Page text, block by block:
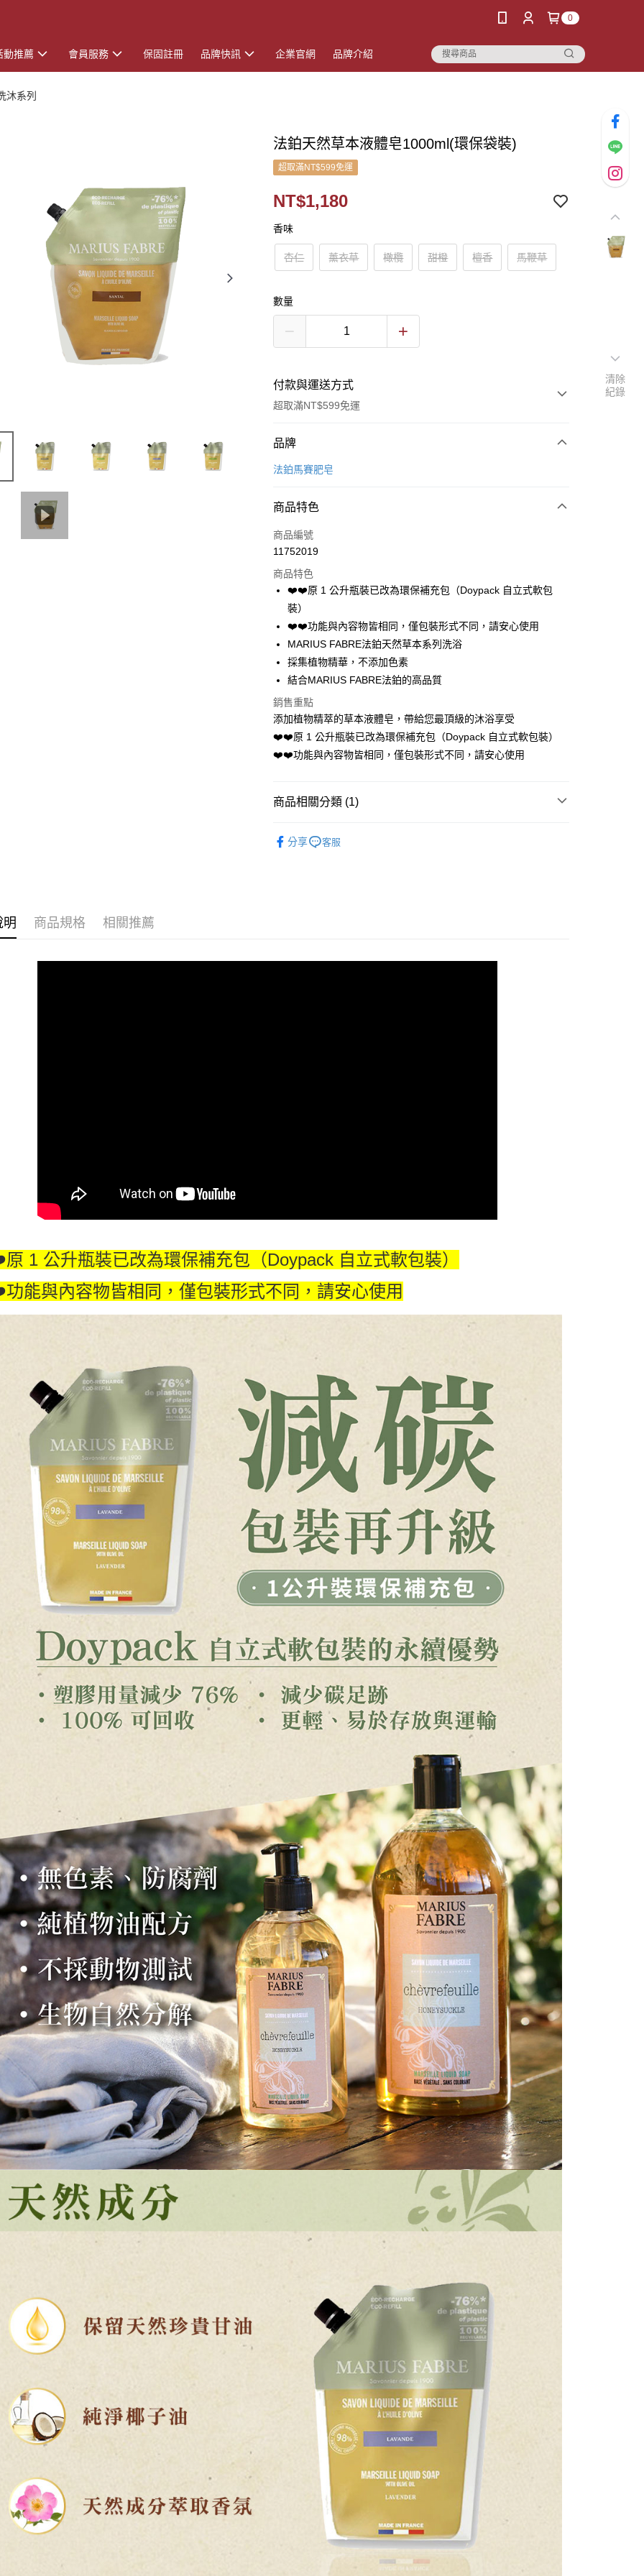
0
動推薦 會員服務 保固註冊 品牌快訊 企業官網 品牌介紹
沐系列
法鉑天然草本液體皂1000ml(環保袋裝)
超取滿NT$599免運
NT$1,180
香味
杏仁 薰衣草 橄欖 甜橙 檀香 馬鞭草
數量
付款與運送方式
超取滿NT$599免運
付款方式
信用卡一次付款
Apple Pay
街口支付
悠遊付
全盈+PAY
運送方式
全家取貨付款
每筆NT$60，滿NT$599(含以上)免運費
付款後全家取貨
7-11取貨付款
付款後7-11取貨
品牌
法鉑馬賽肥皂
商品特色
商品編號
11752019
商品特色
❤️❤️原 1 公升瓶裝已改為環保補充包（Doypack 自立式軟包
裝）
❤️❤️功能與內容物皆相同，僅包裝形式不同，請安心使用
MARIUS FABRE法鉑天然草本系列洗浴
採集植物精華，不添加色素
結合MARIUS FABRE法鉑的高品質
銷售重點
添加植物精萃的草本液體皂，帶給您最頂級的沐浴享受
❤️❤️原 1 公升瓶裝已改為環保補充包（Doypack 自立式軟包裝）
❤️❤️功能與內容物皆相同，僅包裝形式不同，請安心使用
商品相關分類 (1)
分享
客服
明 商品規格 相關推薦
1 公升瓶裝已改為環保補充包（Doypack 自立式軟包裝）
能與內容物皆相同，僅包裝形式不同，請安心使用
清除
紀錄